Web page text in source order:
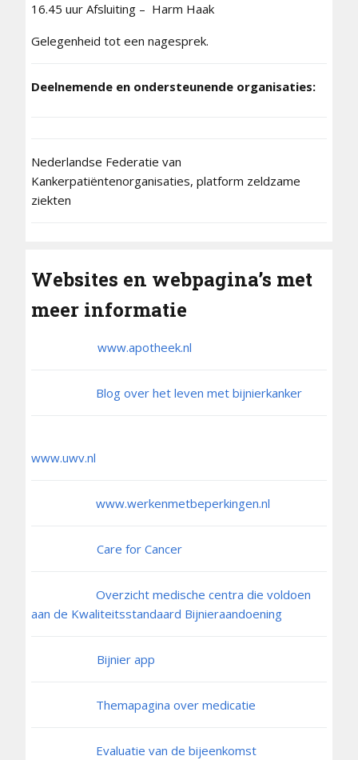
16.45 uur Afsluiting – Harm Haak
Gelegenheid tot een nagesprek.
Deelnemende en ondersteunende organisaties:
Nederlandse Federatie van
Kankerpatiëntenorganisaties, platform zeldzame
ziekten
Websites en webpagina’s met
meer informatie
www.apotheek.nl
Blog over het leven met bijnierkanker
www.uwv.nl
www.werkenmetbeperkingen.nl
Care for Cancer
Overzicht medische centra die voldoen
aan de Kwaliteitsstandaard Bijnieraandoening
Bijnier app
Themapagina over medicatie
Evaluatie van de bijeenkomst